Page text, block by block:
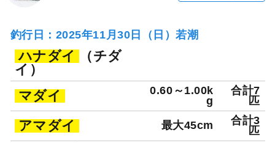
釣行日：2025年11月30日（日）若潮
ハナダイ
（チダ
イ）
マダイ
0.60～1.00k
g
合計7
匹
アマダイ 最大45cm
合計3
匹